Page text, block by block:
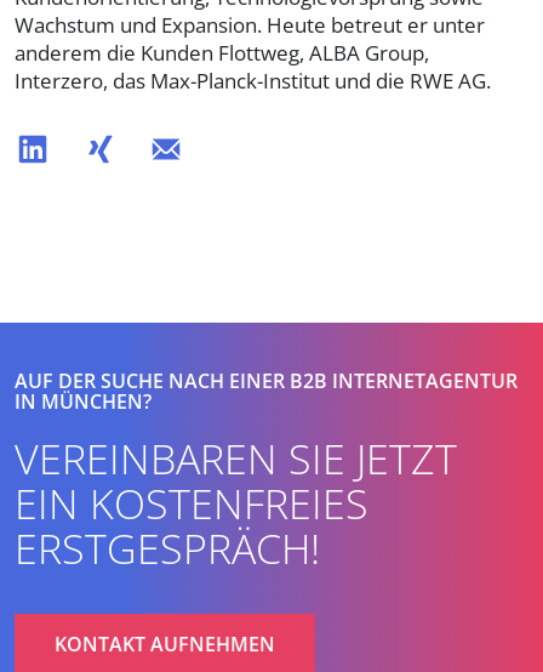
Wachstum und Expansion. Heute betreut er unter
anderem die Kunden Flottweg, ALBA Group,
Interzero, das Max-Planck-Institut und die RWE AG.
AUF DER SUCHE NACH EINER B2B INTERNETAGENTUR
IN MÜNCHEN?
VEREINBAREN SIE JETZT
EIN KOSTENFREIES
ERSTGESPRÄCH!
KONTAKT AUFNEHMEN